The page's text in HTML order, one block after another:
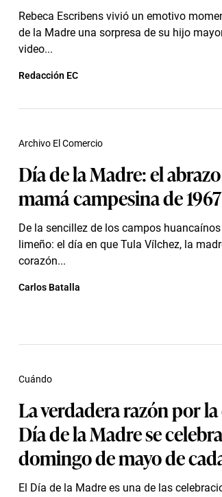
Rebeca Escribens vivió un emotivo
de la Madre una sorpresa de su hijo
video...
Redacción EC
Día de la Madre: el
mamá campesina de
De la sencillez de los campos
limeño: el día en que Tula Vílchez, la
corazón...
Archivo El Comercio
Carlos Batalla
La verdadera razón por
Día de la Madre se
domingo de mayo de
El Día de la Madre es una de las
Cuándo